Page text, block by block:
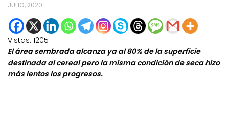
JULIO, 2020
Vistas: 1205
El área sembrada alcanza ya al 80% de la superficie
destinada al cereal pero la misma condición de seca hizo
más lentos los progresos.